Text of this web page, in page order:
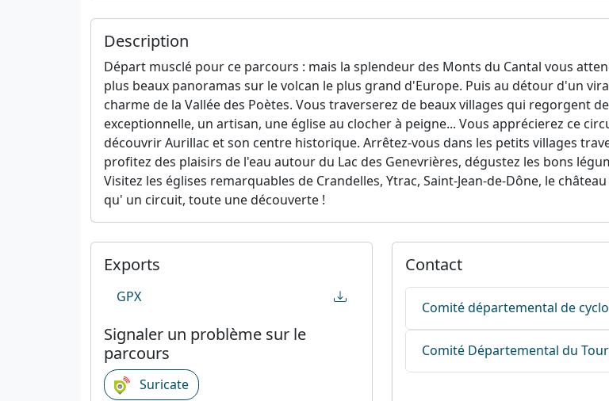
Description
Départ musclé pour ce parcours : mais la splendeur des Monts du Cantal vous
plus beaux panoramas sur le volcan le plus grand d'Europe. Puis au détour d'un
charme de la Vallée des Poètes. Vous traverserez de beaux villages qui regorgent
exceptionnelle, un artisan, une église au clocher à peigne... Vous apprécierez ce
découvrir Aurillac et son centre historique. Arrêtez-vous dans les petits villages
profitez des plaisirs de l'eau autour du Lac des Genevrières, dégustez les bons
Visitez les églises remarquables de Crandelles, Ytrac, Saint-Jean-de-Dône, le
qu' un circuit, toute une découverte !
Exports
GPX
Signaler un problème sur le
parcours
Suricate
Contact
Comité départemental de
Comité Départemental du